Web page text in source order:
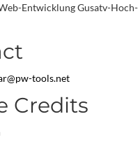
Entwicklung Gusatv-
tools.net
Credits